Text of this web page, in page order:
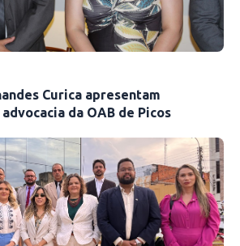
Curica apresentam
da OAB de Picos